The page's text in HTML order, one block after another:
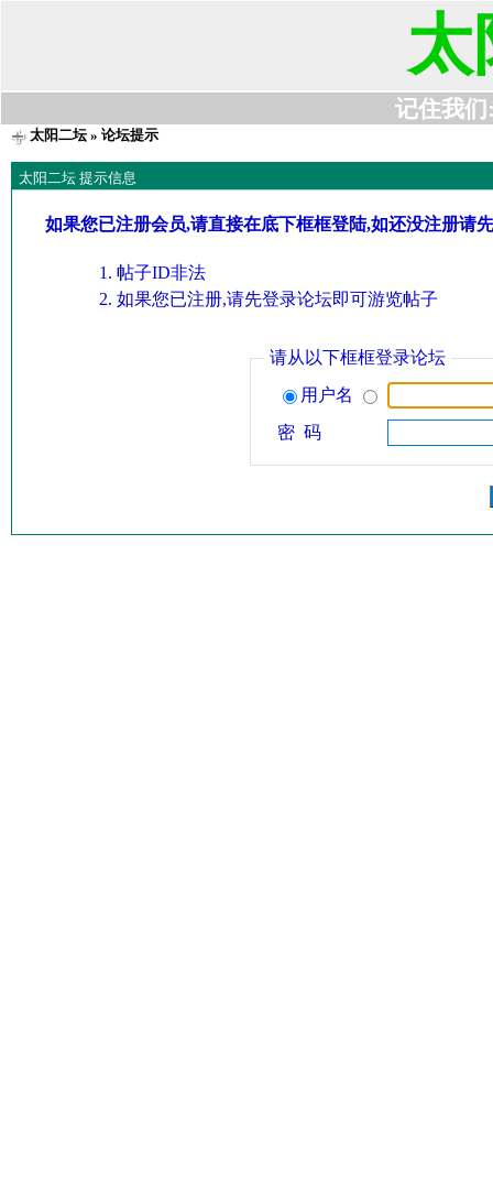
太
记住我们
太阳二坛» 论坛提示
太阳二坛 提示信息
如果您已注册会员,请直接在底下框框登陆,如还没注册请
帖子ID非法
如果您已注册,请先登录论坛即可游览帖子
请从以下框框登录论坛
用户名
密 码